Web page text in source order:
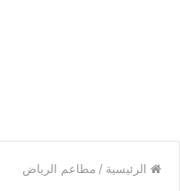
الرئيسية / مطاعم الرياض